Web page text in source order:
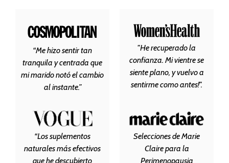
“Me hizo sentir tan
tranquila y centrada que
mi marido notó el cambio
al instante.”
“Los suplementos
naturales más efectivos
que he descubierto
"He recuperado la
confianza. Mi vientre se
siente plano, y vuelvo a
sentirme como antes!".
Selecciones de Marie
Claire para la
Perimenopausia